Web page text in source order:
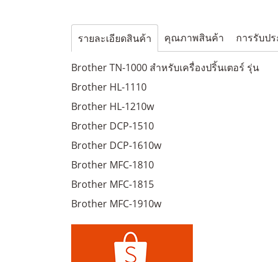
รายละเอียดสินค้า คุณภาพสินค้า การรับป
Brother TN-1000 สำหรับเครื่องปริ้นเตอร์ รุ่น
Brother HL-1110
Brother HL-1210w
Brother DCP-1510
Brother DCP-1610w
Brother MFC-1810
Brother MFC-1815
Brother MFC-1910w